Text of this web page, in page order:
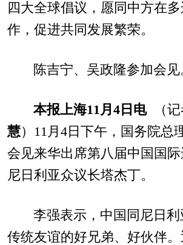
四大全球倡议，愿同中方在
作，促进共同发展繁荣。
陈吉宁、吴政隆参加会见
本报上海11月4日电（记
慧）11月4日下午，国务院总
会见来华出席第八届中国国
尼日利亚众议长塔杰丁。
李强表示，中国同尼日
传统友谊的好兄弟、好伙伴